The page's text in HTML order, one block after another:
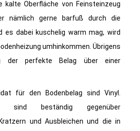
Oberfläche von Feinsteinzeug
nämlich gerne barfuß durch die
es dabei kuschelig warm mag, wird
umhinkommen. Übrigens
der perfekte Belag über einer
für den Bodenbelag sind Vinyl.
sind beständig gegenüber
und Ausbleichen und die in